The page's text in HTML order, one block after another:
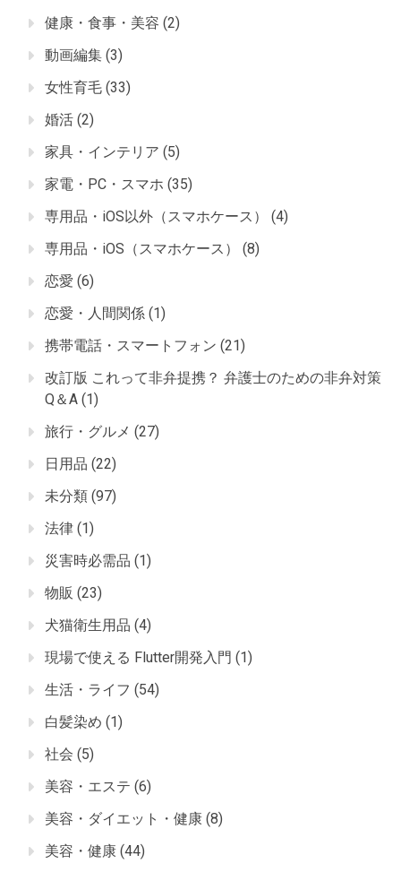
健康・食事・美容 (2)
動画編集 (3)
女性育毛 (33)
婚活 (2)
家具・インテリア (5)
家電・PC・スマホ (35)
専用品・iOS以外（スマホケース）
(4)
専用品・iOS（スマホケース）
(8)
恋愛 (6)
恋愛・人間関係 (1)
携帯電話・スマートフォン (21)
改訂版 これって非弁提携？ 弁護士のための非弁対策
Q＆A (1)
旅行・グルメ (27)
日用品 (22)
未分類 (97)
法律 (1)
災害時必需品 (1)
物販 (23)
犬猫衛生用品 (4)
現場で使える Flutter開発入門 (1)
生活・ライフ (54)
白髪染め (1)
社会 (5)
美容・エステ (6)
美容・ダイエット・健康 (8)
美容・健康 (44)